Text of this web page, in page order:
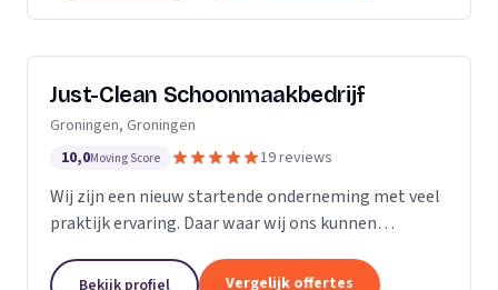
Just-Clean Schoonmaakbedrijf
Groningen, Groningen
10,0Moving Score 19 reviews
Wij zijn een nieuw startende onderneming met veel
praktijk ervaring. Daar waar wij ons kunnen
schijven. Direct antwoord en flexibele
Bekijk profiel Vergelijk offertes